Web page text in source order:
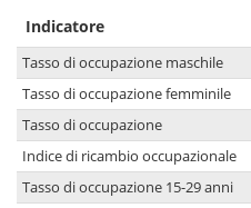
Indicatore
Tasso di occupazione maschile
Tasso di occupazione femminile
Tasso di occupazione
Indice di ricambio occupazionale
Tasso di occupazione 15-29 anni